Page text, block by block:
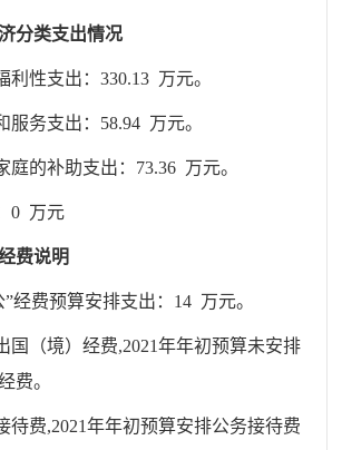
分类支出情况
利性支出：330.13 万元。
服务支出： 58.94 万元。
庭的补助支出： 73.36 万元。
0 万元
费说明
”经费预算安排支出： 14 万元。
国（境）经费,2021年年初预算未安排
费。
待费,2021年年初预算安排公务接待费